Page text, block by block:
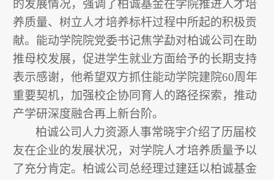
的发展情况，强调了柏诚基金在学院推进人才培
养质量、树立人才培养标杆过程中所起的积极贡
献。能动学院院党委书记焦学勐对柏诚公司在助
推母校发展，促进学生就业方面给予的长期支持
表示感谢，他希望双方抓住能动学院建院60周年
重要契机，加强校企协同育人的路径探索，推动
产学研深度融合再上新台阶。
柏诚公司人力资源人事常晓宇介绍了历届校
友在企业的发展状况，对学院人才培养质量予以
了充分肯定。柏诚公司总经理过建廷以柏诚基金